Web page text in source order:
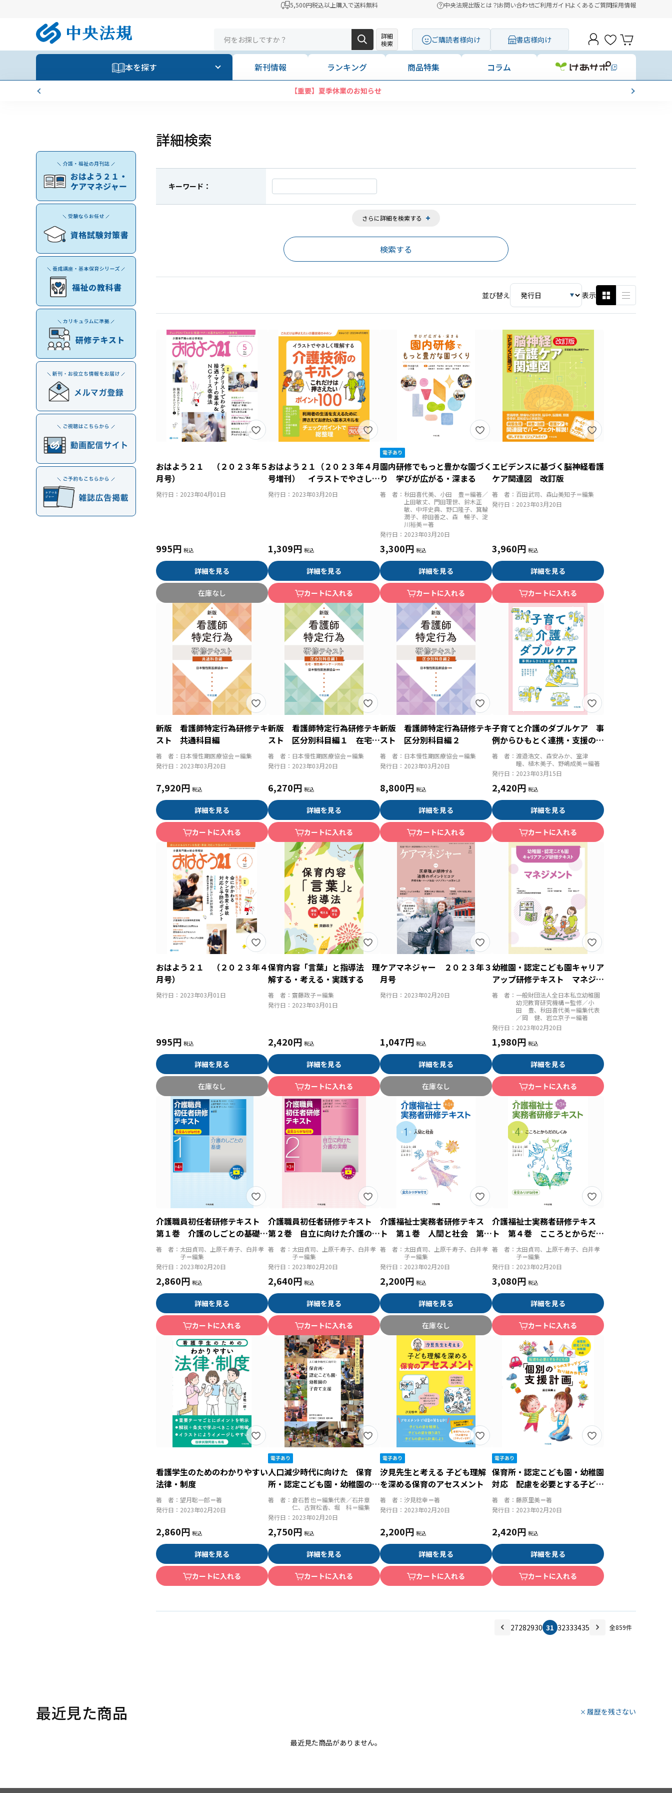
5,500円税込以上購入で送料無料 中央法規出版とは？お問い合わせご利用ガイドよくあるご質問採用情報
詳細
検索
ご購読者様向け 書店様向け
本を探す 新刊情報 ランキング 商品特集 コラム
【重要】夏季休業のお知らせ
詳細検索
キーワード：
さらに詳細を検索する
並び替え 表示
おはよう２１ （２０２３年５
月号）
発行日： 2023年04月01日
995円
詳細を見る
在庫なし
おはよう２１（２０２３年４月
号増刊） イラストでやさしく
理解する介護技術のキホン こ
発行日： 2023年03月20日
1,309円
詳細を見る
カートに入れる
園内研修でもっと豊かな園づく
り 学びが広がる・深まる
著 者： 秋田喜代美、小田 豊＝編著／
上田敏丈、門田理世、鈴木正
敏、中坪史典、野口隆子、箕輪
潤子、椋田善之、森 暢子、淀
川裕美＝著
発行日： 2023年03月20日
3,300円
詳細を見る
カートに入れる
エビデンスに基づく脳神経看護
ケア関連図 改訂版
著 者： 百田武司、森山美知子＝編集
発行日： 2023年03月20日
3,960円
詳細を見る
カートに入れる
新版 看護師特定行為研修テキ
スト 共通科目編
著 者： 日本慢性期医療協会＝編集
発行日： 2023年03月20日
7,920円
詳細を見る
カートに入れる
新版 看護師特定行為研修テキ
スト 区分別科目編１ 在宅・
慢性期パッケージ対応
著 者： 日本慢性期医療協会＝編集
発行日： 2023年03月20日
6,270円
詳細を見る
カートに入れる
新版 看護師特定行為研修テキ
スト 区分別科目編２
著 者： 日本慢性期医療協会＝編集
発行日： 2023年03月20日
8,800円
詳細を見る
カートに入れる
子育てと介護のダブルケア 事
例からひもとく連携・支援の実
際
著 者： 渡邉浩文、森安みか、室津
瞳、植木美子、野嶋成美＝編著
発行日： 2023年03月15日
2,420円
詳細を見る
カートに入れる
おはよう２１ （２０２３年４
月号）
発行日： 2023年03月01日
995円
詳細を見る
在庫なし
保育内容「言葉」と指導法 理
解する・考える・実践する
著 者： 齋藤政子＝編集
発行日： 2023年03月01日
2,420円
詳細を見る
カートに入れる
ケアマネジャー ２０２３年３
月号
発行日： 2023年02月20日
1,047円
詳細を見る
在庫なし
幼稚園・認定こども園キャリア
アップ研修テキスト マネジメ
ント
著 者： 一般財団法人全日本私立幼稚園
幼児教育研究機構＝監修／小
田 豊、秋田喜代美＝編集代表
／岡 健、岩立京子＝編著
発行日： 2023年02月20日
1,980円
詳細を見る
カートに入れる
介護職員初任者研修テキスト
第１巻 介護のしごとの基礎
第４版
著 者： 太田貞司、上原千寿子、白井孝
子＝編集
発行日： 2023年02月20日
2,860円
詳細を見る
カートに入れる
介護職員初任者研修テキスト
第２巻 自立に向けた介護の実
際 第３版
著 者： 太田貞司、上原千寿子、白井孝
子＝編集
発行日： 2023年02月20日
2,640円
詳細を見る
カートに入れる
介護福祉士実務者研修テキス
ト 第１巻 人間と社会 第４
版
著 者： 太田貞司、上原千寿子、白井孝
子＝編集
発行日： 2023年02月20日
2,200円
詳細を見る
在庫なし
介護福祉士実務者研修テキス
ト 第４巻 こころとからだの
しくみ 第３版
著 者： 太田貞司、上原千寿子、白井孝
子＝編集
発行日： 2023年02月20日
3,080円
詳細を見る
カートに入れる
看護学生のためのわかりやすい
法律・制度
著 者： 望月聡一郎＝著
発行日： 2023年02月20日
2,860円
詳細を見る
カートに入れる
人口減少時代に向けた 保育
所・認定こども園・幼稚園の子
育て支援 地域とともに歩む２
２の実践事例
著 者： 倉石哲也＝編集代表／石井章
仁、古賀松香、堀 科＝編集
発行日： 2023年02月20日
2,750円
詳細を見る
カートに入れる
汐見先生と考える 子ども理解
を深める保育のアセスメント
著 者： 汐見稔幸＝著
発行日： 2023年02月20日
2,200円
詳細を見る
カートに入れる
保育所・認定こども園・幼稚園
対応 配慮を必要とする子ども
の「個別の支援計画」 ５つの
ステップで取り組みやすい！
著 者： 藤原里美＝著
発行日： 2023年02月20日
2,420円
詳細を見る
カートに入れる
27282930 31 32333435 全859件
最近見た商品
最近見た商品がありません。
履歴を残さない